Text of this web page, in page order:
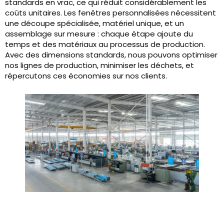
standards en vrac, ce qui réduit considérablement les
coûts unitaires. Les fenêtres personnalisées nécessitent
une découpe spécialisée, matériel unique, et un
assemblage sur mesure : chaque étape ajoute du
temps et des matériaux au processus de production.
Avec des dimensions standards, nous pouvons optimiser
nos lignes de production, minimiser les déchets, et
répercutons ces économies sur nos clients.